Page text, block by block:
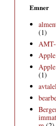
Emner
(1)
Apple
(1)